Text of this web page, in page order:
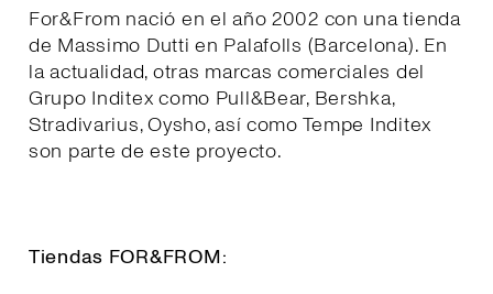
For&From nació en el año 2002 con una tienda
de Massimo Dutti en Palafolls (Barcelona). En
la actualidad, otras marcas comerciales del
Grupo Inditex como Pull&Bear, Bershka,
Stradivarius, Oysho, así como Tempe Inditex
son parte de este proyecto.
Tiendas FOR&FROM: